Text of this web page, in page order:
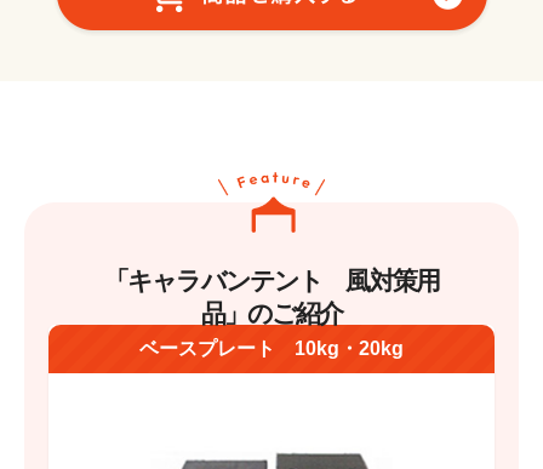
「キャラバンテント 風対策用
品」のご紹介
ベースプレート 10kg・20kg